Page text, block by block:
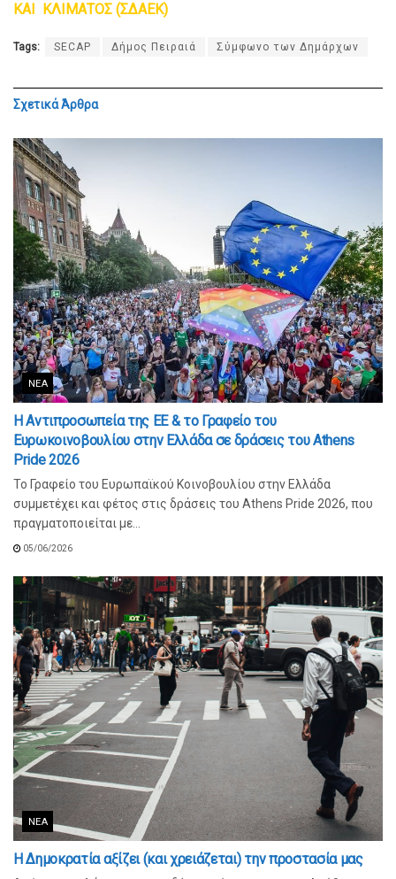
ΚΑΙ ΚΛΙΜΑΤΟΣ (ΣΔΑΕΚ)
Tags: SECAP Δήμος Πειραιά Σύμφωνο των Δημάρχων
ΣχετικάΆρθρα
ΝΈΑ
Η Αντιπροσωπεία της ΕΕ & το Γραφείο του
Ευρωκοινοβουλίου στην Ελλάδα σε δράσεις του Athens
Pride 2026
Το Γραφείο του Ευρωπαϊκού Κοινοβουλίου στην Ελλάδα
συμμετέχει και φέτος στις δράσεις του Athens Pride 2026, που
πραγματοποιείται με...
05/06/2026
ΝΈΑ
Η Δημοκρατία αξίζει (και χρειάζεται) την προστασία μας